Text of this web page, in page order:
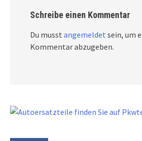
Schreibe einen Kommentar
Du musst angemeldet sein, um
Kommentar abzugeben.